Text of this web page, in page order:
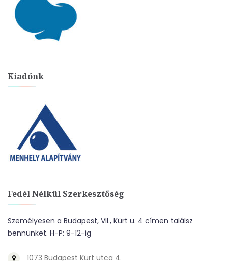
Kiadónk
Fedél Nélkül Szerkesztőség
Személyesen a Budapest, VII., Kürt u. 4 címen találsz
bennünket. H-P: 9-12-ig
1073 Budapest Kürt utca 4.